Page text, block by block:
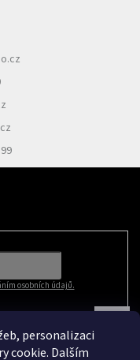
personalizaci
cookie. Dalším
osobních údajů.